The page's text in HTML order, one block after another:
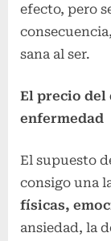
efecto, pero
sana al ser.
El precio
enfermedad
El supuesto
consigo una
físicas,
ansiedad, la